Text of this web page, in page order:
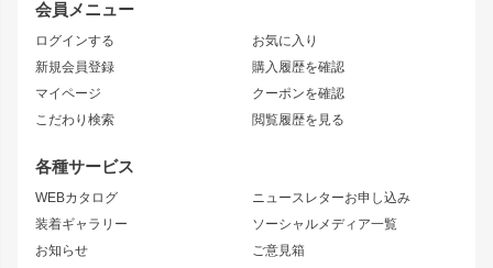
会員メニュー
ログインする
新規会員登録
マイページ
こだわり検索
お気に入り
購入履歴を確認
クーポンを確認
閲覧履歴を見る
各種サービス
WEBカタログ
装着ギャラリー
お知らせ
ニュースレターお申し込み
ソーシャルメディア一覧
ご意見箱
トレノ
マークX
ニッサン
S15 シルビア
S14 シルビア 後期
S13 シルビア
180SX
シルエイティ
ワンビア
ローレル
セフィーロ
キャラバン
リアウイング
ジムニーパーツ
ホイール